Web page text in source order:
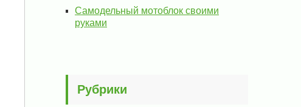
Самодельный мотоблок своими
руками
Рубрики